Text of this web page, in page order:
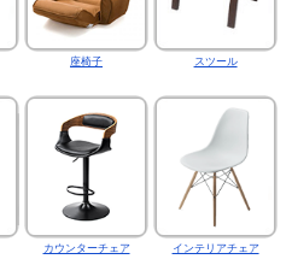
座椅子 スツール
カウンターチェア インテリアチェア